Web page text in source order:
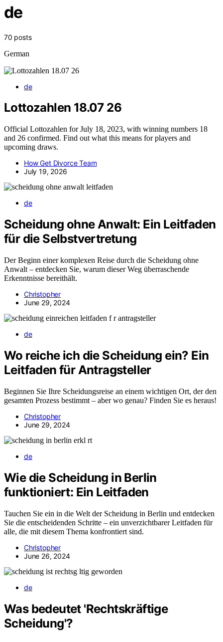
de
70 posts
German
de
Lottozahlen 18.07 26
Official Lottozahlen for July 18, 2023, with winning numbers 18
and 26 confirmed. Find out what this means for players and
upcoming draws.
How Get Divorce Team
July 19, 2026
de
Scheidung ohne Anwalt: Ein Leitfaden
für die Selbstvertretung
Der Beginn einer komplexen Reise durch die Scheidung ohne
Anwalt – entdecken Sie, warum dieser Weg überraschende
Erkenntnisse bereithält.
Christopher
June 29, 2024
de
Wo reiche ich die Scheidung ein? Ein
Leitfaden für Antragsteller
Beginnen Sie Ihre Scheidungsreise an einem wichtigen Ort, der den
gesamten Prozess bestimmt – aber wo genau? Finden Sie es heraus!
Christopher
June 29, 2024
de
Wie die Scheidung in Berlin
funktioniert: Ein Leitfaden
Tauchen Sie ein in die Welt der Scheidung in Berlin und entdecken
Sie die entscheidenden Schritte – ein unverzichtbarer Leitfaden für
alle, die mit diesem Thema konfrontiert sind.
Christopher
June 26, 2024
de
Was bedeutet 'Rechtskräftige
Scheidung'?